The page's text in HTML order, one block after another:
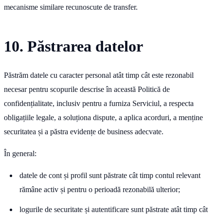
mecanisme similare recunoscute de transfer.
10. Păstrarea datelor
Păstrăm datele cu caracter personal atât timp cât este rezonabil
necesar pentru scopurile descrise în această Politică de
confidențialitate, inclusiv pentru a furniza Serviciul, a respecta
obligațiile legale, a soluționa dispute, a aplica acorduri, a menține
securitatea și a păstra evidențe de business adecvate.
În general:
datele de cont și profil sunt păstrate cât timp contul relevant
rămâne activ și pentru o perioadă rezonabilă ulterior;
logurile de securitate și autentificare sunt păstrate atât timp cât